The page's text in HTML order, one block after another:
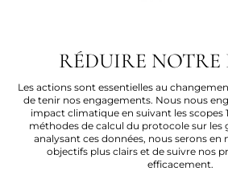
RÉDUIRE
Les actions sont essentielles au
de tenir nos engagements. Nous nous
impact climatique en suivant les scopes
méthodes de calcul du protocole sur les
analysant ces données, nous serons en
objectifs plus clairs et de suivre nos
efficacement.